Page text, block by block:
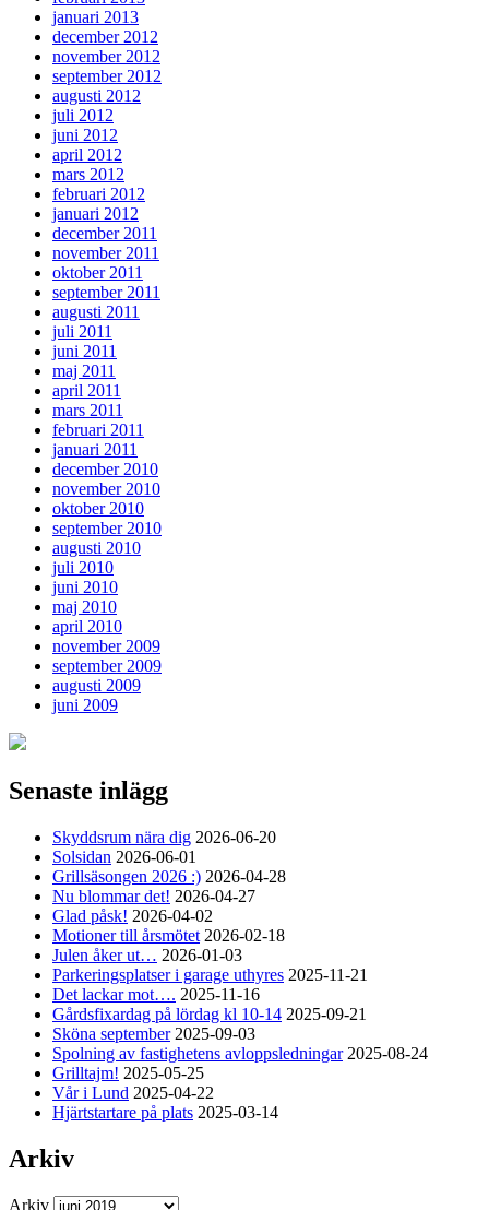
januari 2013
december 2012
november 2012
september 2012
augusti 2012
juli 2012
juni 2012
april 2012
mars 2012
februari 2012
januari 2012
december 2011
november 2011
oktober 2011
september 2011
augusti 2011
juli 2011
juni 2011
maj 2011
april 2011
mars 2011
februari 2011
januari 2011
december 2010
november 2010
oktober 2010
september 2010
augusti 2010
juli 2010
juni 2010
maj 2010
april 2010
november 2009
september 2009
augusti 2009
juni 2009
Senaste inlägg
Skyddsrum nära dig 2026-06-20
Solsidan 2026-06-01
Grillsäsongen 2026 :) 2026-04-28
Nu blommar det! 2026-04-27
Glad påsk! 2026-04-02
Motioner till årsmötet 2026-02-18
Julen åker ut… 2026-01-03
Parkeringsplatser i garage uthyres 2025-11-21
Det lackar mot…. 2025-11-16
Gårdsfixardag på lördag kl 10-14 2025-09-21
Sköna september 2025-09-03
Spolning av fastighetens avloppsledningar 2025-08-24
Grilltajm! 2025-05-25
Vår i Lund 2025-04-22
Hjärtstartare på plats 2025-03-14
Arkiv
Arkiv